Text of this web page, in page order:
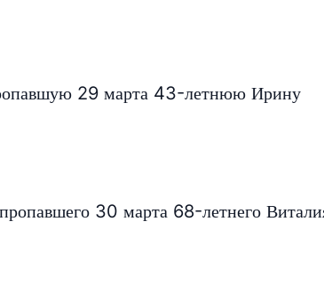
29 марта 43-летнюю Ирину
30 марта 68-летнего